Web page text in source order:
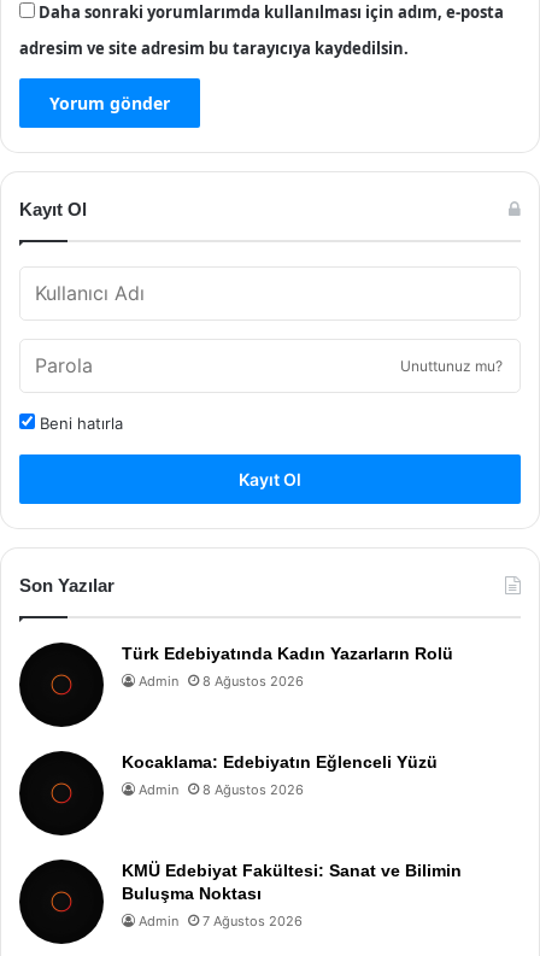
Daha sonraki yorumlarımda kullanılması için adım, e-posta
adresim ve site adresim bu tarayıcıya kaydedilsin.
Kayıt Ol
Unuttunuz mu?
Beni hatırla
Kayıt Ol
Son Yazılar
Türk Edebiyatında Kadın Yazarların Rolü
Admin 8 Ağustos 2026
Kocaklama: Edebiyatın Eğlenceli Yüzü
Admin 8 Ağustos 2026
KMÜ Edebiyat Fakültesi: Sanat ve Bilimin
Buluşma Noktası
Admin 7 Ağustos 2026